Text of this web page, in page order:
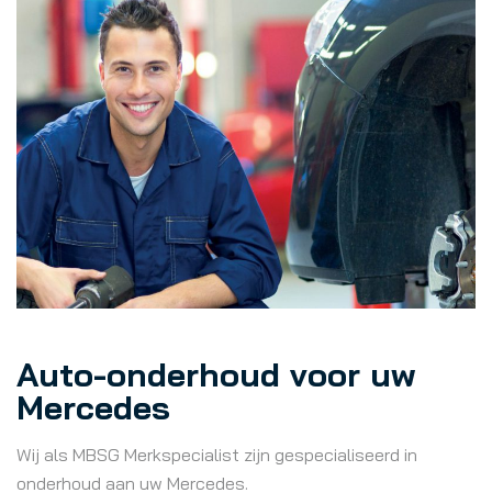
Auto-onderhoud voor uw
Mercedes
Wij als MBSG Merkspecialist zijn gespecialiseerd in
onderhoud aan uw Mercedes.